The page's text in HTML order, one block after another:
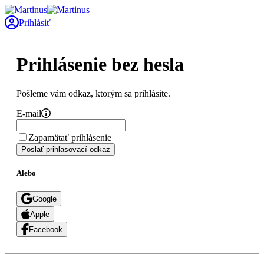
Prihlásiť
Prihlásenie bez hesla
Pošleme vám odkaz, ktorým sa prihlásite.
E-mail
Zapamätať prihlásenie
Poslať prihlasovací odkaz
Alebo
Google
Apple
Facebook